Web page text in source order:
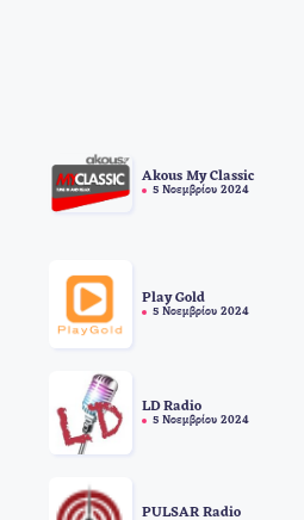
Akous My Classic
5 Νοεμβρίου 2024
Play Gold
5 Νοεμβρίου 2024
LD Radio
5 Νοεμβρίου 2024
PULSAR Radio